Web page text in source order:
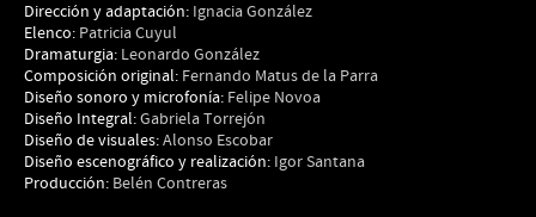
Dirección y adaptación: Ignacia González
Elenco: Patricia Cuyul
Dramaturgia: Leonardo González
Composición original: Fernando Matus de la Parra
Diseño sonoro y microfonía: Felipe Novoa
Diseño Integral:Gabriela Torrejón
Diseño de visuales:Alonso Escobar
Diseño escenográfico y realización: Igor Santana
Producción: Belén Contreras